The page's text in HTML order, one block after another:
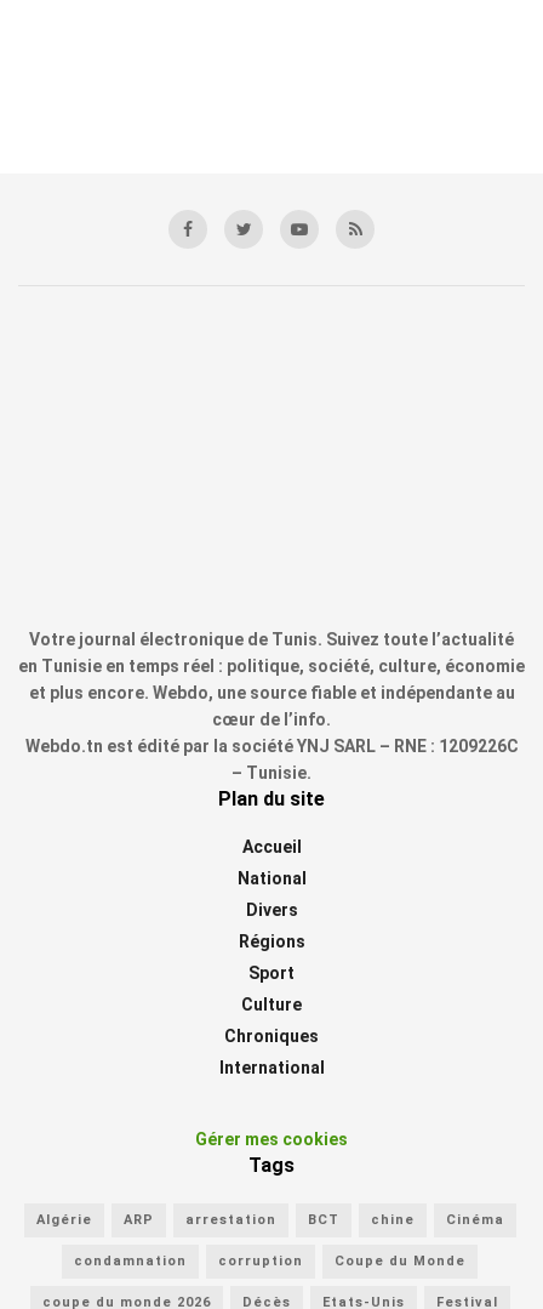
Votre journal électronique de Tunis. Suivez toute l’actualité
en Tunisie en temps réel : politique, société, culture, économie
et plus encore. Webdo, une source fiable et indépendante au
cœur de l’info.
Webdo.tn est édité par la société YNJ SARL – RNE : 1209226C
– Tunisie.
Plan du site
Accueil
National
Divers
Régions
Sport
Culture
Chroniques
International
Gérer mes cookies
Tags
Algérie ARP arrestation BCT chine Cinéma
condamnation corruption Coupe du Monde
coupe du monde 2026 Décès Etats-Unis Festival